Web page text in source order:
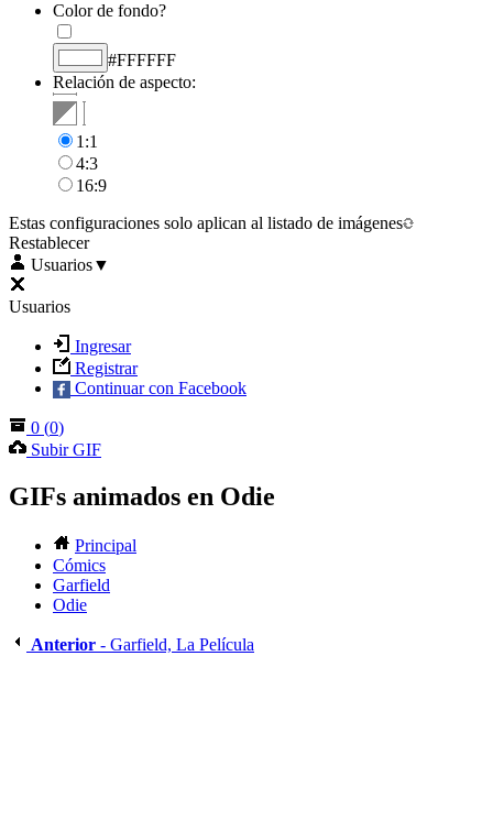
Color de fondo?
#FFFFFF
Relación de aspecto:
1:1
4:3
16:9
Estas configuraciones solo aplican al listado de imágenes
Restablecer
Usuarios▼
Usuarios
Ingresar
Registrar
Continuar con Facebook
0 (0)
Subir GIF
GIFs animados en Odie
Principal
Cómics
Garfield
Odie
Anterior - Garfield, La Película